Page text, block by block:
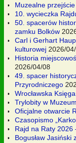
Muzealne
10. wycieczka
50. spacerów
zamku Bolków
Carl i Gerhart
kulturowej 2026/
Historia
2026/04/08
49. spacer
Przyrodniczego
Wrocławska
Trylobity w
Oficjalne otwarcie
Czasopismo
Rajd na Raty 2026
Bogusław Jasiński